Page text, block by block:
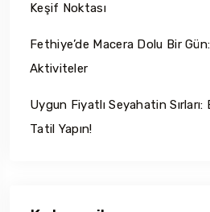
Keşif Noktası
Fethiye’de Macera Dolu Bir
Aktiviteler
Uygun Fiyatlı Seyahatin
Tatil Yapın!